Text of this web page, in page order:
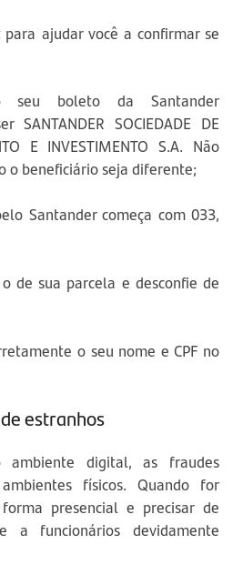
ajudar você a confirmar se
seu boleto da Santander
SANTANDER SOCIEDADE DE
E INVESTIMENTO S.A. Não
o beneficiário seja diferente;
Santander começa com 033,
de sua parcela e desconfie de
o seu nome e CPF no
estranhos
ambiente digital, as fraudes
físicos. Quando for
presencial e precisar de
a funcionários devidamente